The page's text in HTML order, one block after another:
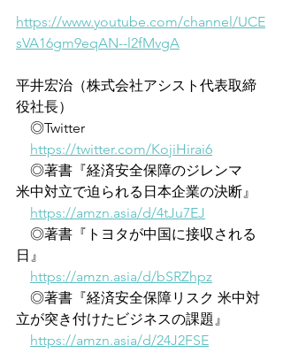
https://www.youtube.com/channel/UCE
sVA16gm9eqAN--l2fMvgA
平井宏治（株式会社アシスト代表取締
役社長）
◎Twitter
https://twitter.com/KojiHirai6
◎著書『経済安全保障のジレンマ
米中対立で迫られる日本企業の決断』
https://amzn.asia/d/4tJu7EJ
◎著書『トヨタが中国に接収される
日』
https://amzn.asia/d/bSRZhpz
◎著書『経済安全保障リスク 米中対
立が突き付けたビジネスの課題』
https://amzn.asia/d/24J2FSE